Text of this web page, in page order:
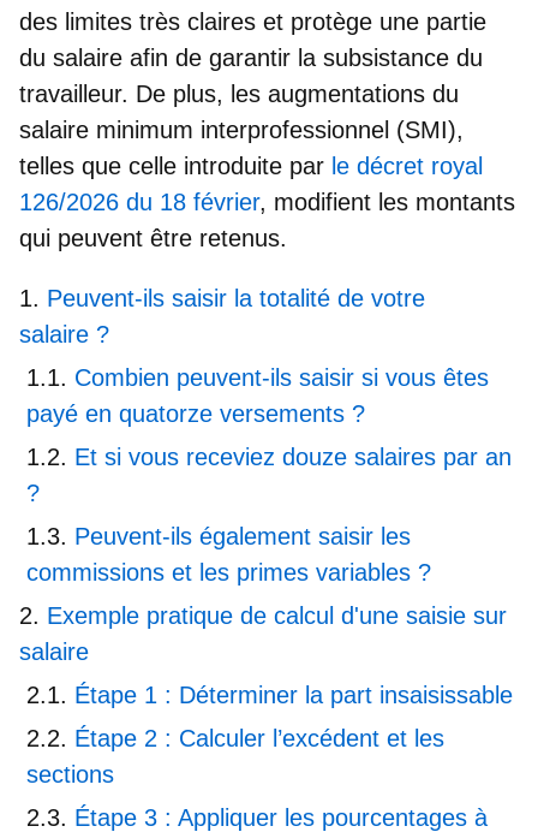
des limites très claires et protège une partie
du salaire afin de garantir la subsistance du
travailleur. De plus, les augmentations du
salaire minimum interprofessionnel (SMI),
telles que celle introduite par le décret royal
126/2026 du 18 février, modifient les montants
qui peuvent être retenus.
Peuvent-ils saisir la totalité de votre
salaire ?
Combien peuvent-ils saisir si vous êtes
payé en quatorze versements ?
Et si vous receviez douze salaires par an
?
Peuvent-ils également saisir les
commissions et les primes variables ?
Exemple pratique de calcul d'une saisie sur
salaire
Étape 1 : Déterminer la part insaisissable
Étape 2 : Calculer l’excédent et les
sections
Étape 3 : Appliquer les pourcentages à